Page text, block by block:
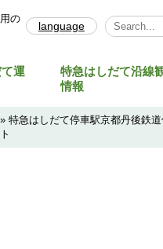
の
language
運
特急はしだて沿線
情報
» 特急はしだて停車駅京都丹後鉄
ト